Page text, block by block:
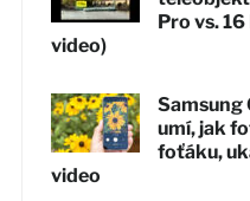
Pro vs.
video)
Samsung
umí, jak
foťáku,
video